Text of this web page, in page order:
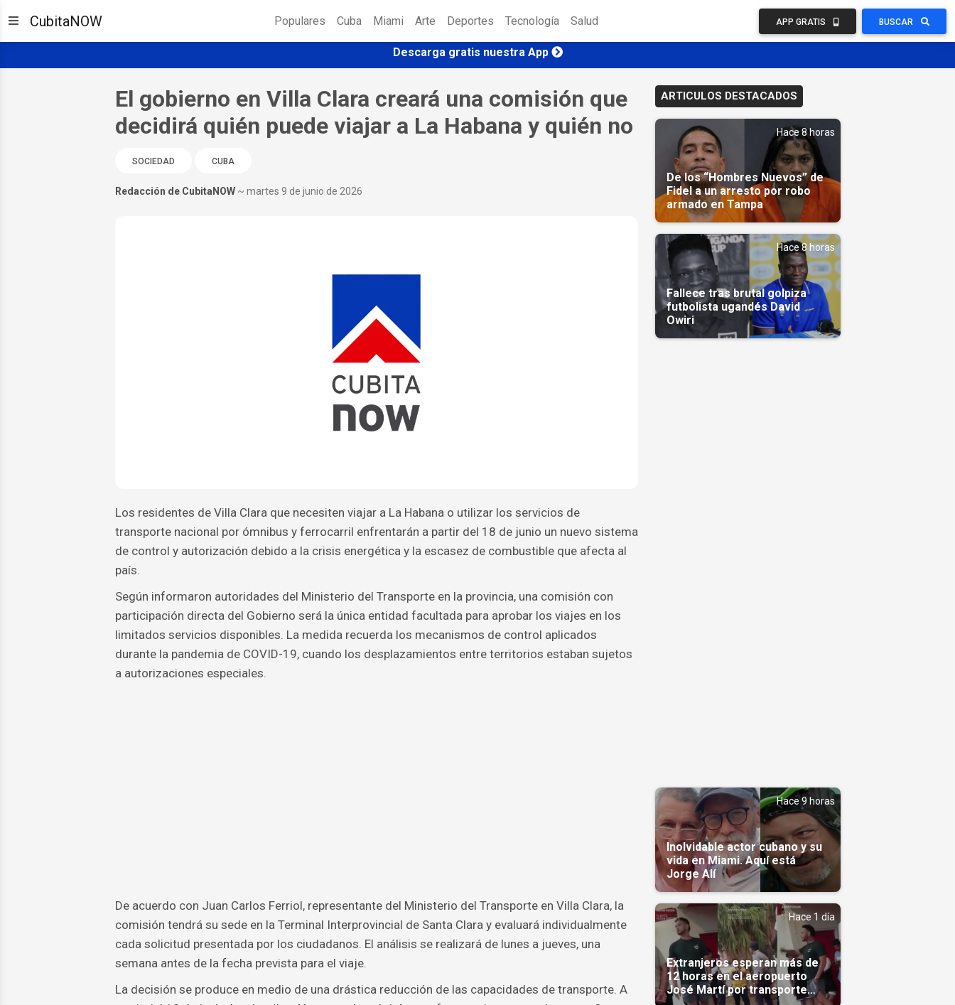
CubitaNOW Populares Cuba Miami Arte Deportes Tecnología Salud APP GRATIS BUSCAR
Descarga gratis nuestra App
El gobierno en Villa Clara creará una comisión que
decidirá quién puede viajar a La Habana y quién no
SOCIEDAD CUBA
Redacción de CubitaNOW ~ martes 9 de junio de 2026
Los residentes de Villa Clara que necesiten viajar a La Habana o utilizar los servicios de
transporte nacional por ómnibus y ferrocarril enfrentarán a partir del 18 de junio un nuevo sistema
de control y autorización debido a la crisis energética y la escasez de combustible que afecta al
país.
Según informaron autoridades del Ministerio del Transporte en la provincia, una comisión con
participación directa del Gobierno será la única entidad facultada para aprobar los viajes en los
limitados servicios disponibles. La medida recuerda los mecanismos de control aplicados
durante la pandemia de COVID-19, cuando los desplazamientos entre territorios estaban sujetos
a autorizaciones especiales.
De acuerdo con Juan Carlos Ferriol, representante del Ministerio del Transporte en Villa Clara, la
comisión tendrá su sede en la Terminal Interprovincial de Santa Clara y evaluará individualmente
cada solicitud presentada por los ciudadanos. El análisis se realizará de lunes a jueves, una
semana antes de la fecha prevista para el viaje.
La decisión se produce en medio de una drástica reducción de las capacidades de transporte. A
ARTICULOS DESTACADOS
Hace 8 horas
De los “Hombres Nuevos” de
Fidel a un arresto por robo
armado en Tampa
Hace 8 horas
Fallece tras brutal golpiza
futbolista ugandés David
Owiri
Hace 9 horas
Inolvidable actor cubano y su
vida en Miami. Aquí está
Jorge Alí
Hace 1 día
Extranjeros esperan más de
12 horas en el aeropuerto
José Martí por transporte